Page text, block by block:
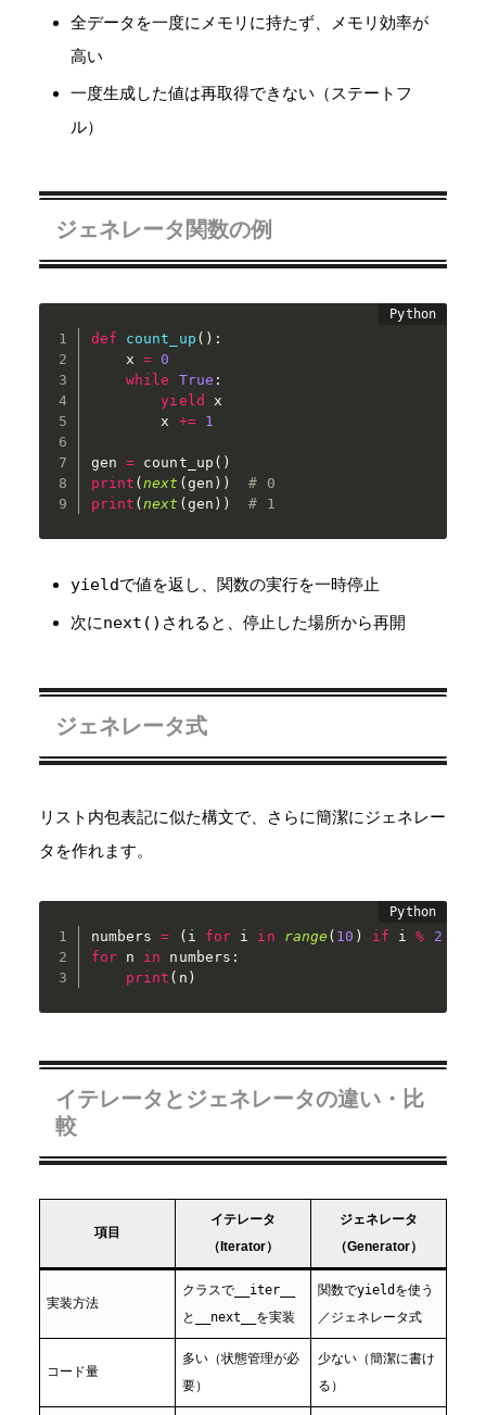
全データを一度にメモリに持たず、メモリ効率が
高い
一度生成した値は再取得できない（ステートフ
ル）
ジェネレータ関数の例
def count_up ( ) :
    x
= 0
while
True :
yield
x
        x
+= 1
gen = count_up ( )
print (next ( gen ) )
# 0
print (next ( gen ) ) # 1
yieldで値を返し、関数の実行を一時停止
次にnext() されると、停止した場所から再開
ジェネレータ式
リスト内包表記に似た構文で、さらに簡潔にジェネレー
タを作れます。
numbers = ( i for i in range ( 10 ) if i % 2
for n in numbers :
print ( n )
イテレータとジェネレータの違い・比
較
項目
イテレータ
（Iterator）
ジェネレータ
（Generator）
実装方法
クラスで __iter__
と
__next__ を実装
関数でyield を使う
／ジェネレータ式
コード量
多い（状態管理が必
要）
少ない（簡潔に書け
る）